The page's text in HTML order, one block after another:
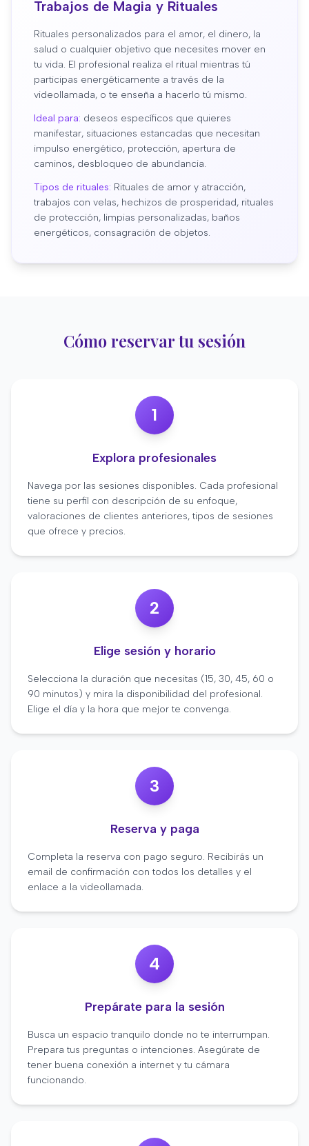
Trabajos de Magia y Rituales
Rituales personalizados para el amor, el dinero, la
salud o cualquier objetivo que necesites mover en
tu vida. El profesional realiza el ritual mientras tú
participas energéticamente a través de la
videollamada, o te enseña a hacerlo tú mismo.
Ideal para: deseos específicos que quieres
manifestar, situaciones estancadas que necesitan
impulso energético, protección, apertura de
caminos, desbloqueo de abundancia.
Tipos de rituales: Rituales de amor y atracción,
trabajos con velas, hechizos de prosperidad, rituales
de protección, limpias personalizadas, baños
energéticos, consagración de objetos.
Cómo reservar tu sesión
1
Explora profesionales
Navega por las sesiones disponibles. Cada profesional
tiene su perfil con descripción de su enfoque,
valoraciones de clientes anteriores, tipos de sesiones
que ofrece y precios.
2
Elige sesión y horario
Selecciona la duración que necesitas (15, 30, 45, 60 o
90 minutos) y mira la disponibilidad del profesional.
Elige el día y la hora que mejor te convenga.
3
Reserva y paga
Completa la reserva con pago seguro. Recibirás un
email de confirmación con todos los detalles y el
enlace a la videollamada.
4
Prepárate para la sesión
Busca un espacio tranquilo donde no te interrumpan.
Prepara tus preguntas o intenciones. Asegúrate de
tener buena conexión a internet y tu cámara
funcionando.